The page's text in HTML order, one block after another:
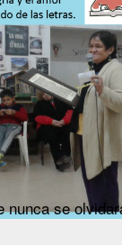
nunca se